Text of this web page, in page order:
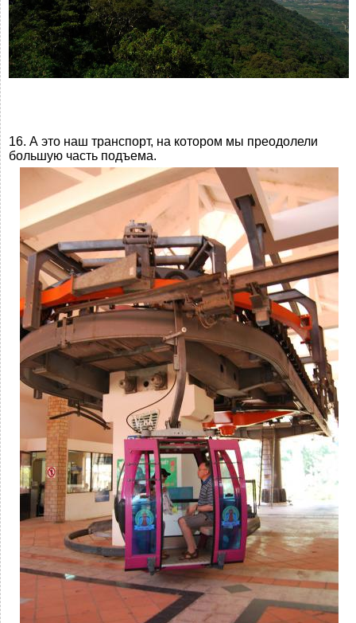
16. А это наш транспорт, на котором мы преодолели
большую часть подъема.